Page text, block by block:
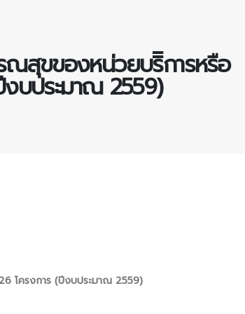
รณสุขของหน่วยบริิการหรือ
บประมาณ 2559)
โครงการ (ปีงบประมาณ 2559)